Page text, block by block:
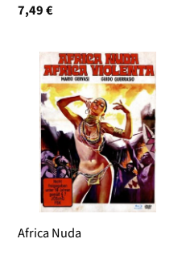
7,49€
Africa Nuda